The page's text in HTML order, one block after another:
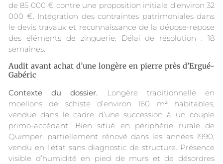
de 85 000 € contre une proposition initiale d’environ 32
000 €. Intégration des contraintes patrimoniales dans
le devis travaux et reconnaissance de la dépose-repose
des éléments de zinguerie. Délai de résolution : 18
semaines.
Audit avant achat d’une longère en pierre près d’Ergué-
Gabéric
Contexte du dossier. Longère traditionnelle en
moellons de schiste d’environ 160 m² habitables,
vendue dans le cadre d’une succession à un couple
primo-accédant. Bien situé en périphérie rurale de
Quimper, partiellement rénové dans les années 1990,
vendu en l’état sans diagnostic de structure. Présence
visible d’humidité en pied de murs et de désordres